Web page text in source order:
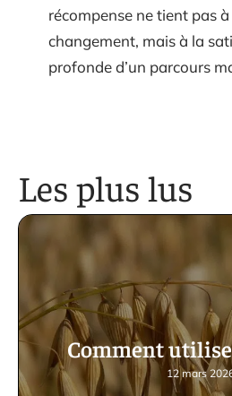
récompense ne tient pas
changement, mais à la
profonde d’un parcours
Les plus lus
Comment
12 mars